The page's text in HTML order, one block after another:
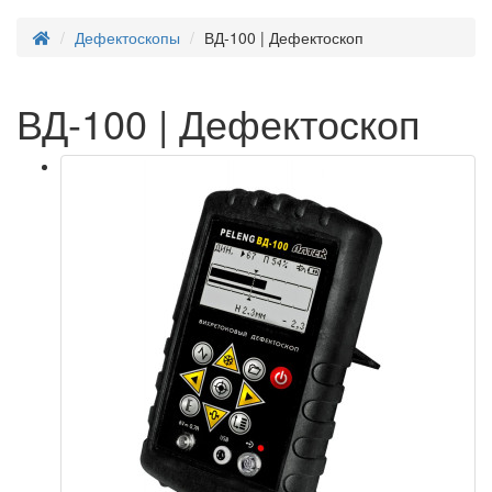
Дефектоскопы ВД-100 | Дефектоскоп
ВД-100 | Дефектоскоп